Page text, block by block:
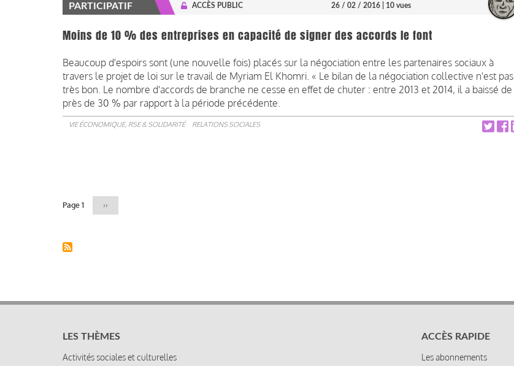
PARTICIPATIF ACCÈS PUBLIC 26 / 02 / 2016 | 10 vues
Moins de 10 % des entreprises en capacité de signer des accords le font
Beaucoup d'espoirs sont (une nouvelle fois) placés sur la négociation entre les partenaires sociaux à
travers le projet de loi sur le travail de Myriam El Khomri. « Le bilan de la négociation collective n'est pas
très bon. Le nombre d'accords de branche ne cesse en effet de chuter : entre 2013 et 2014, il a baissé de
près de 30 % par rapport à la période précédente.
VIE ÉCONOMIQUE, RSE & SOLIDARITÉ RELATIONS SOCIALES
Page 1
Page
suivante
››
LES THÈMES
Activités sociales et culturelles
ACCÈS RAPIDE
Les abonnements